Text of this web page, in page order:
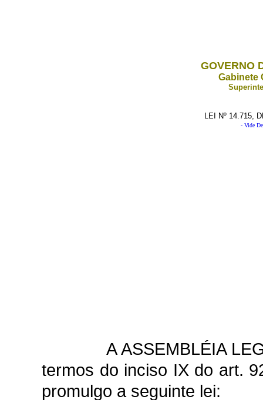
GOVERNO
Gabinete
LEI Nº 14.715,
- Vide
A ASSEMBLÉIA
termos do inciso IX do art.
promulgo a seguinte lei: